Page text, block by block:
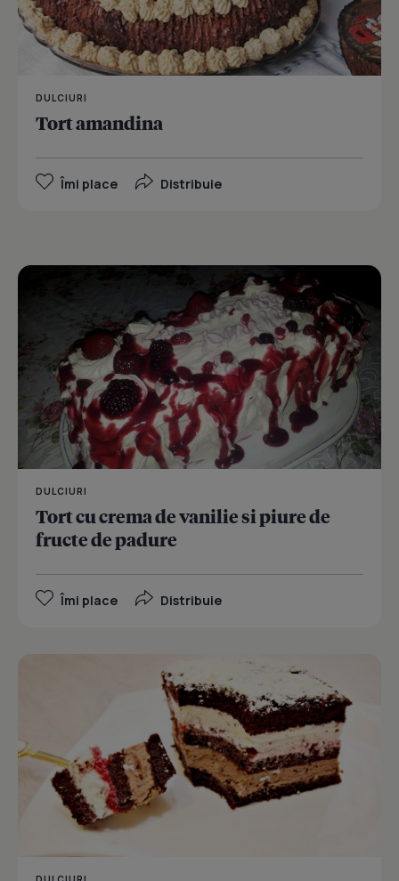
DULCIURI
Tort amandina
Îmi place Distribuie
DULCIURI
Tort cu crema de vanilie si piure de
fructe de padure
Îmi place Distribuie